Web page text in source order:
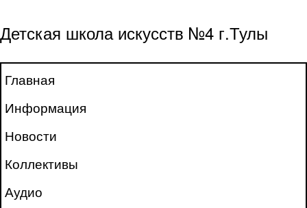
Детская школа искусств №4 г.Тулы
Главная
Информация
Новости
Коллективы
Аудио